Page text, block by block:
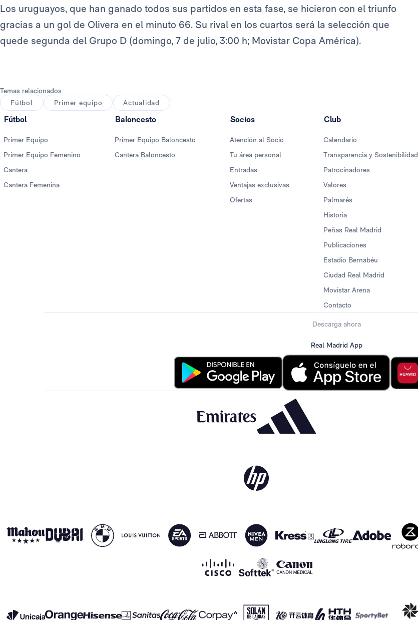
Los uruguayos, que han ganado todos sus partidos en esta fase, se hicieron con el triunfo
gracias a un gol de Olivera en el minuto 66. Su rival en los cuartos será la selección que
quede segunda del Grupo D (domingo, 7 de julio, 3:00 h; Movistar Copa América).
Temas relacionados
Fútbol
Primer equipo Actualidad
Fútbol
Primer Equipo
Primer Equipo Femenino
Cantera
Cantera Femenina
Baloncesto
Primer Equipo Baloncesto
Cantera Baloncesto
Socios
Atención al Socio
Tu área personal
Entradas
Ventajas exclusivas
Ofertas
Club
Calendario
Transparencia y Sostenibilidad
Patrocinadores
Valores
Palmarés
Historia
Peñas Real Madrid
Publicaciones
Estadio Bernabéu
Ciudad Real Madrid
Movistar Arena
Contacto
Descarga ahora
Real Madrid App